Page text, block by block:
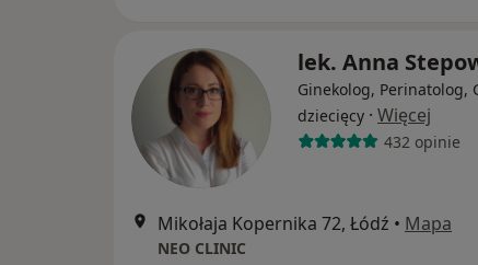
lek. Anna
Ginekolog, Perinatolog,
dziecięcy · Więcej
432 opinie
Mikołaja Kopernika 72, Łódź • Mapa
NEO CLINIC